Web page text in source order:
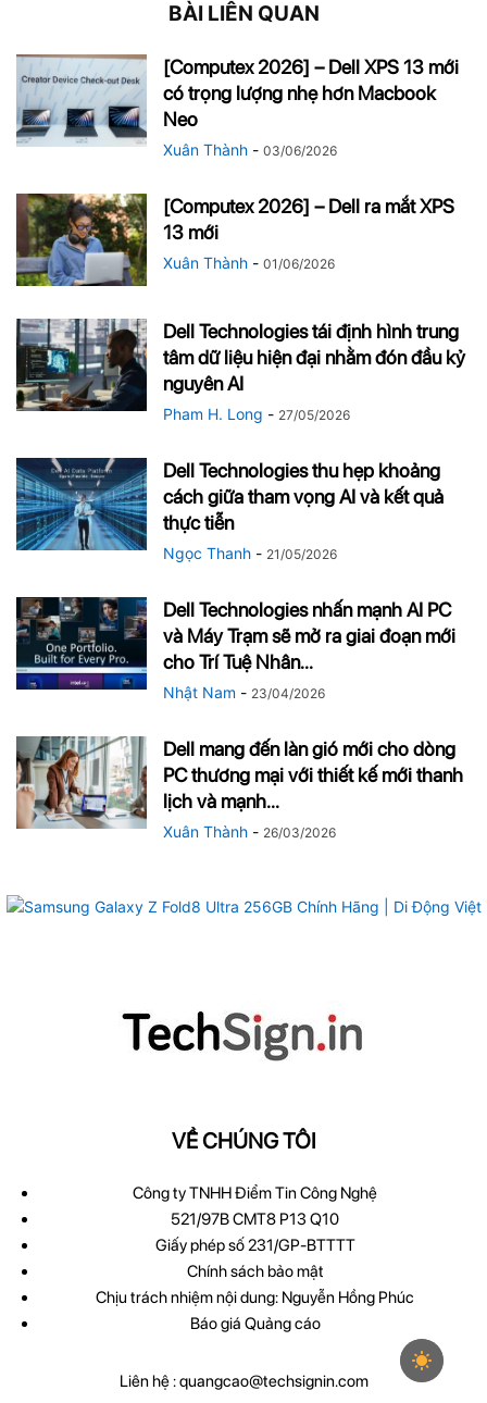
BÀI LIÊN QUAN
[Computex 2026] – Dell XPS 13 mới
có trọng lượng nhẹ hơn Macbook
Neo
Xuân Thành - 03/06/2026
[Computex 2026] – Dell ra mắt XPS
13 mới
Xuân Thành - 01/06/2026
Dell Technologies tái định hình trung
tâm dữ liệu hiện đại nhằm đón đầu kỷ
nguyên AI
Pham H. Long - 27/05/2026
Dell Technologies thu hẹp khoảng
cách giữa tham vọng AI và kết quả
thực tiễn
Ngọc Thanh - 21/05/2026
Dell Technologies nhấn mạnh AI PC
và Máy Trạm sẽ mở ra giai đoạn mới
cho Trí Tuệ Nhân...
Nhật Nam - 23/04/2026
Dell mang đến làn gió mới cho dòng
PC thương mại với thiết kế mới thanh
lịch và mạnh...
Xuân Thành - 26/03/2026
VỀ CHÚNG TÔI
Công ty TNHH Điểm Tin Công Nghệ
521/97B CMT8 P13 Q10
Giấy phép số 231/GP-BTTTT
Chính sách bảo mật
Chịu trách nhiệm nội dung: Nguyễn Hồng Phúc
Báo giá Quảng cáo
Liên hệ :quangcao@techsignin.com